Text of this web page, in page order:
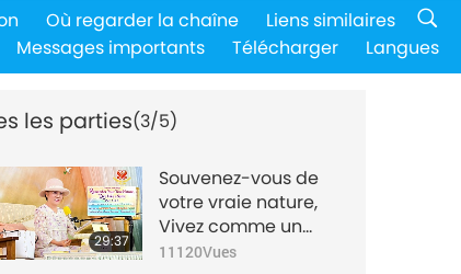
Où regarder la chaîne
Liens similaires
Messages importants Télécharger Langues
les parties(3/5)
29:37
Souvenez-vous de
votre vraie nature,
Vivez comme un
Saint, partie 1/5
11120Vues